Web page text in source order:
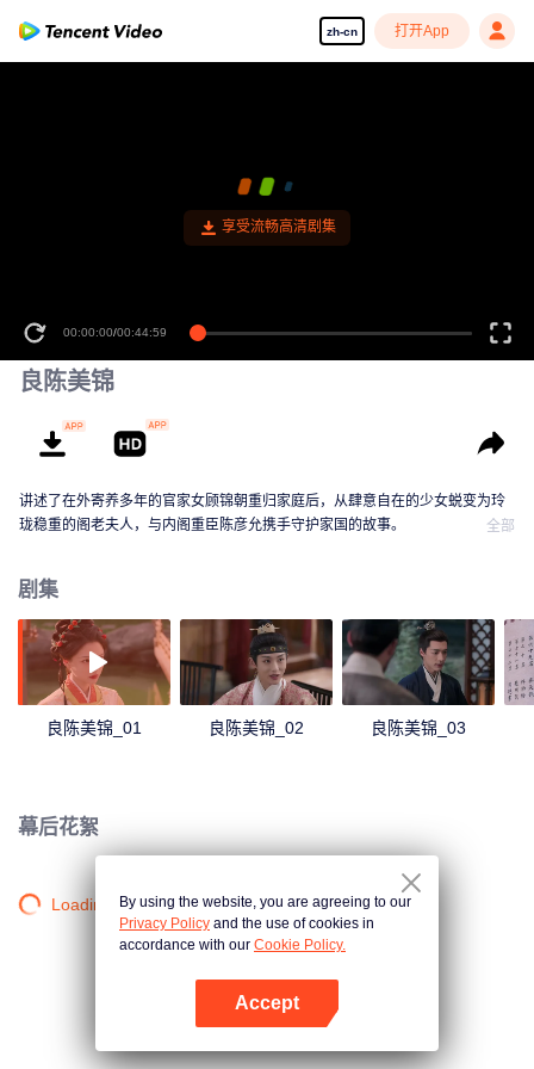
zh-cn 打开App
享受流畅高清剧集
00:00:00/00:44:59
良陈美锦
讲述了在外寄养多年的官家女顾锦朝重归家庭后，从肆意自在的少女蜕变为玲
珑稳重的阁老夫人，与内阁重臣陈彦允携手守护家国的故事。
全部
剧集
良陈美锦_01 良陈美锦_02 良陈美锦_03
幕后花絮
Loading…By using the website, you are agreeing to our
Privacy Policy and the use of cookies in
accordance with our Cookie Policy.
Accept